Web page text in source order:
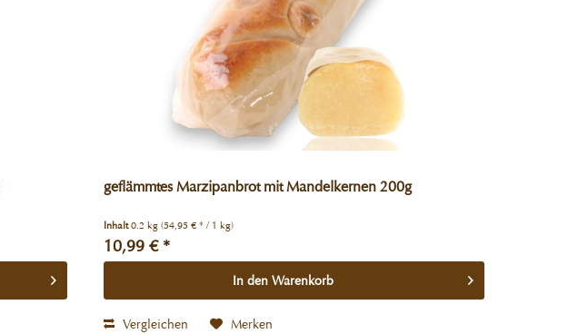
geflämmtes Marzipanbrot mit Mandelkernen 200g
Inhalt0.2 kg(54,95 € * / 1 kg)
10,99 € *
In den Warenkorb
Vergleichen Merken